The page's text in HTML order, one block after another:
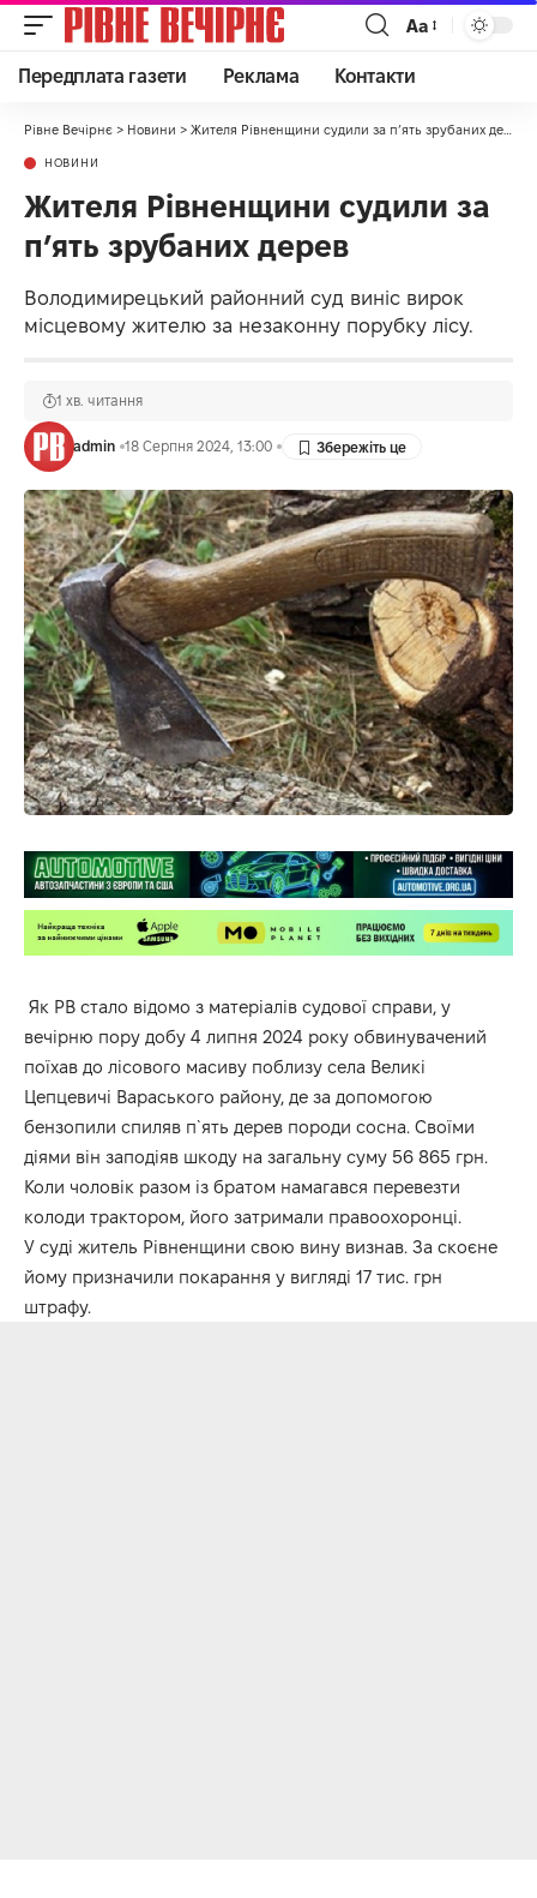
Аа
Передплата газети Реклама Контакти
Рівне Вечірнє > Новини > Жителя Рівненщини судили за пʼять зрубаних дерев
НОВИНИ
Жителя Рівненщини судили за
пʼять зрубаних дерев
Володимирецький районний суд виніс вирок
місцевому жителю за незаконну порубку лісу.
admin 18 Серпня 2024, 13:00
1 хв. читання
Як РВ стало відомо з матеріалів судової справи, у
вечірню пору добу 4 липня 2024 року обвинувачений
поїхав до лісового масиву поблизу села Великі
Цепцевичі Вараського району, де за допомогою
бензопили спиляв п`ять дерев породи сосна. Своїми
діями він заподіяв шкоду на загальну суму 56 865 грн.
Коли чоловік разом із братом намагався перевезти
колоди трактором, його затримали правоохоронці.
У суді житель Рівненщини свою вину визнав. За скоєне
йому призначили покарання у вигляді 17 тис. грн
штрафу.